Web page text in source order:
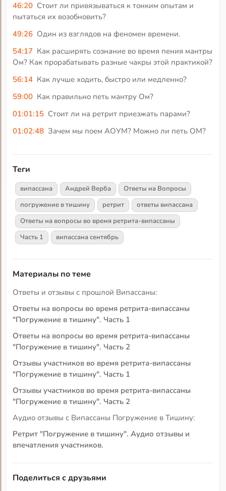
46:20 Стоит ли привязываться к тонким опытам и
пытаться их возобновить?
49:26 Один из взглядов на феномен времени.
54:17 Как расширять сознание во время пения мантры
Ом? Как прорабатывать разные чакры этой практикой?
56:14 Как лучше ходить, быстро или медленно?
59:00 Как правильно петь мантру Ом?
01:01:15 Стоит ли на ретрит приезжать парами?
01:02:48 Зачем мы поем АОУМ? Можно ли петь ОМ?
Теги
випассана Андрей Верба
Ответы на Вопросы
погружение в тишину
ретрит
ответы випассана
Ответы на вопросы во время ретрита-випассаны
Часть 1
випассана сентябрь
Материалы по теме
Ответы и отзывы с прошлой Випассаны:
Ответы на вопросы во время ретрита-випассаны
"Погружение в тишину". Часть 1
Ответы на вопросы во время ретрита-випассаны
"Погружение в тишину". Часть 2
Отзывы участников во время ретрита-випассаны
"Погружение в тишину". Часть 1
Отзывы участников во время ретрита-випассаны
"Погружение в тишину". Часть 2
Аудио отзывы с Випассаны Погружение в Тишину:
Ретрит "Погружение в тишину". Аудио отзывы и
впечатления участников.
Поделиться с друзьями